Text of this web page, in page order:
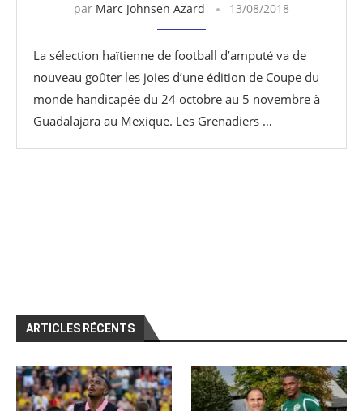
par Marc Johnsen Azard 13/08/2018
La sélection haïtienne de football d’amputé va de
nouveau goûter les joies d’une édition de Coupe du
monde handicapée du 24 octobre au 5 novembre à
Guadalajara au Mexique. Les Grenadiers …
ARTICLES RÉCENTS